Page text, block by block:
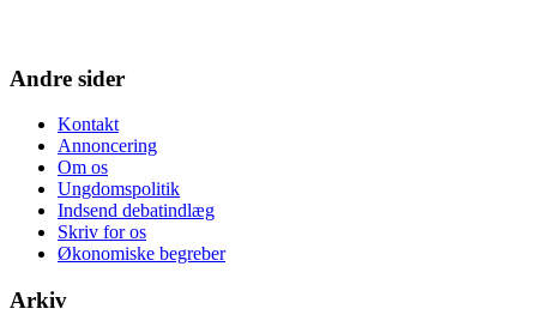
Andre sider
Kontakt
Annoncering
Om os
Ungdomspolitik
Indsend debatindlæg
Skriv for os
Økonomiske begreber
Arkiv